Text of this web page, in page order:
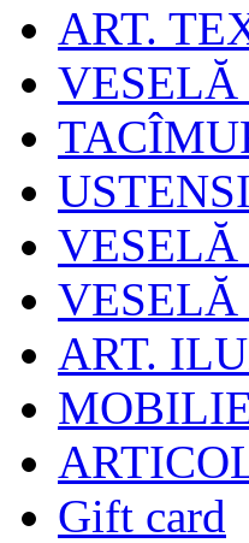
ART.
ART.
Gift card